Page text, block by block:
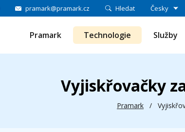
pramark@pramark.cz Hledat Česky
Pramark Technologie Služby
Vyjiskřovačky
Pramark /